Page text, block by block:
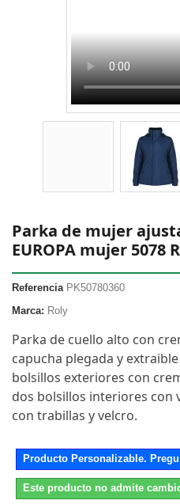
Parka de mujer
EUROPA mujer 5078
Referencia PK50780360
Marca: Roly
Parka de cuello alto con
capucha plegada y
bolsillos exteriores con
dos bolsillos interiores con
con trabillas y velcro.
Producto Personalizable.
Este producto no admite